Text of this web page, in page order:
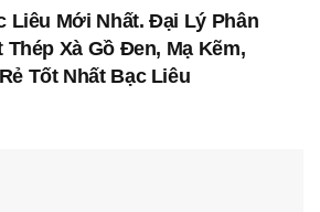
Liêu Mới Nhất. Đại Lý Phân
Thép Xà Gồ Đen, Mạ Kẽm,
Tốt Nhất Bạc Liêu